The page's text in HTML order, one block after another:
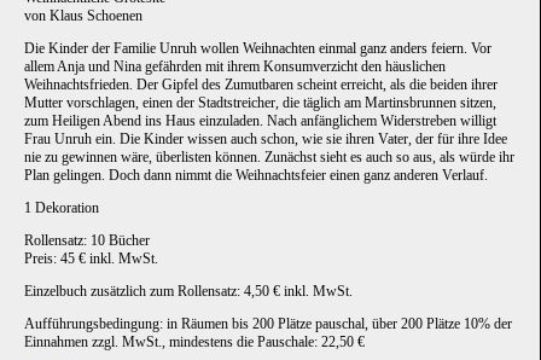
von Klaus Schoenen
Die Kinder der Familie Unruh wollen Weihnachten einmal ganz anders feiern. Vor
allem Anja und Nina gefährden mit ihrem Konsumverzicht den häuslichen
Weihnachtsfrieden. Der Gipfel des Zumutbaren scheint erreicht, als die beiden ihrer
Mutter vorschlagen, einen der Stadtstreicher, die täglich am Martinsbrunnen sitzen,
zum Heiligen Abend ins Haus einzuladen. Nach anfänglichem Widerstreben willigt
Frau Unruh ein. Die Kinder wissen auch schon, wie sie ihren Vater, der für ihre Idee
nie zu gewinnen wäre, überlisten können. Zunächst sieht es auch so aus, als würde ihr
Plan gelingen. Doch dann nimmt die Weihnachtsfeier einen ganz anderen Verlauf.
1 Dekoration
Rollensatz: 10 Bücher
Preis: 45 € inkl. MwSt.
Einzelbuch zusätzlich zum Rollensatz: 4,50 € inkl. MwSt.
Aufführungsbedingung: in Räumen bis 200 Plätze pauschal, über 200 Plätze 10% der
Einnahmen zzgl. MwSt., mindestens die Pauschale: 22,50 €